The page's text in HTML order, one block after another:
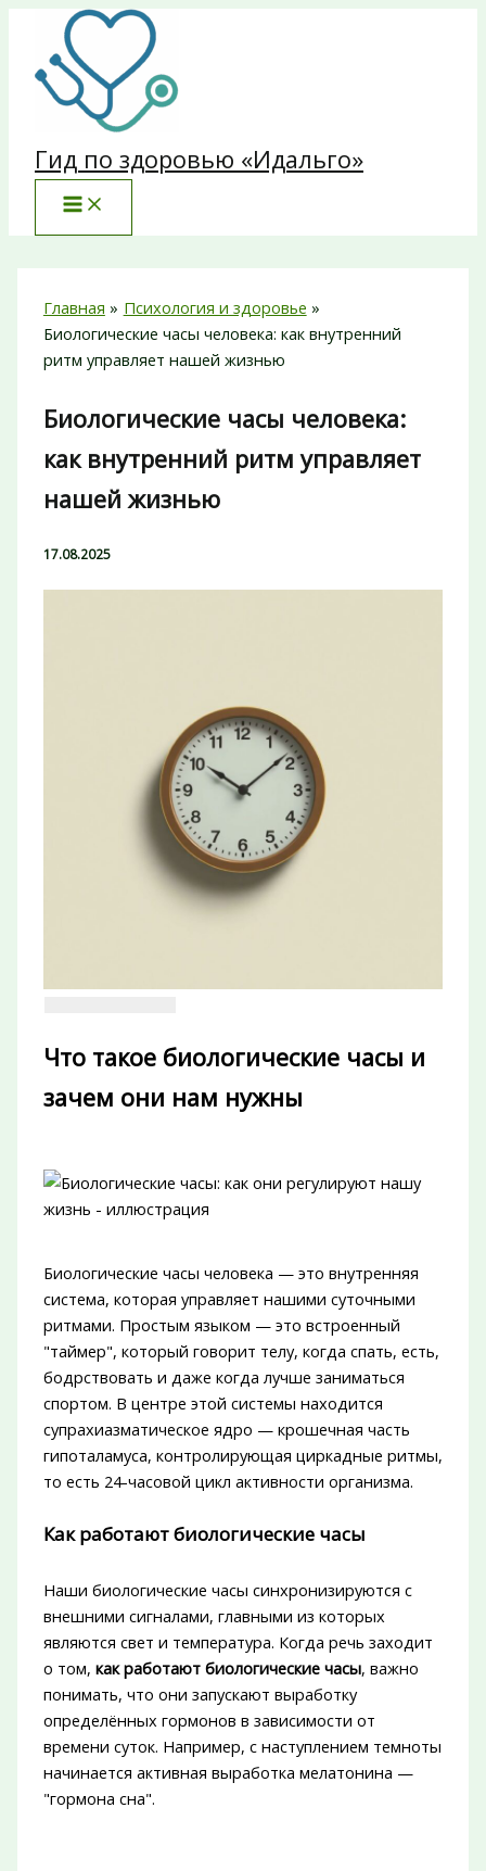
Перейти
содержимому
Гид по здоровью «Идальго»
Главная
Психология и здоровье
Биологические часы человека: как внутренний
ритм управляет нашей жизнью
Биологические часы человека:
как внутренний ритм управляет
нашей жизнью
17.08.2025
Что такое биологические часы и
зачем они нам нужны
Биологические часы человека — это внутренняя
система, которая управляет нашими суточными
ритмами. Простым языком — это встроенный
"таймер", который говорит телу, когда спать, есть,
бодрствовать и даже когда лучше заниматься
спортом. В центре этой системы находится
супрахиазматическое ядро — крошечная часть
гипоталамуса, контролирующая циркадные ритмы,
то есть 24-часовой цикл активности организма.
Как работают биологические часы
Наши биологические часы синхронизируются с
внешними сигналами, главными из которых
являются свет и температура. Когда речь заходит
о том, как работают биологические часы, важно
понимать, что они запускают выработку
определённых гормонов в зависимости от
времени суток. Например, с наступлением темноты
начинается активная выработка мелатонина —
"гормона сна".